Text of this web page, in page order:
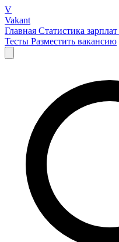
V
Vakant
Главная Статистика зарплат
Тесты Разместить вакансию